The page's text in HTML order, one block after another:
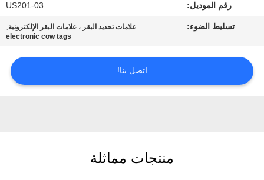
اطلب
رقم الموديل: US201-03
تسليط الضوء: علامات تحديد البقر ، علامات البقر الإلكترونية,
electronic cow tags
اتصل بنا!
منتجات مماثلة